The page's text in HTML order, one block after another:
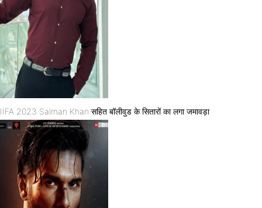
IIFA 2023 Salman Khan सहित बॉलीवुड के सितारों का लगा जमावड़ा